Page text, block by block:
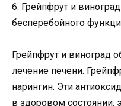
6. Грейпфрут и
бесперебойного
Грейпфрут и виноград
лечение печени.
нарингин. Эти
в здоровом состоянии,